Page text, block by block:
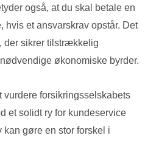
også, at du skal betale en
hvis et ansvarskrav opstår. Det
der sikrer tilstrækkelig
økonomiske byrder.
vurdere forsikringsselskabets
et solidt ry for kundeservice
kan gøre en stor forskel i